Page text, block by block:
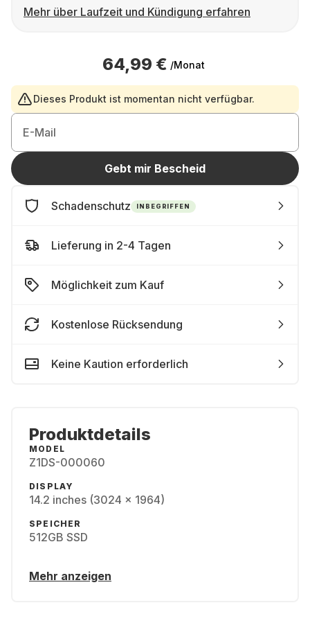
Mehr über Laufzeit und Kündigung erfahren
64,99 € /Monat
Dieses Produkt ist momentan nicht verfügbar.
E-Mail
Gebt mir Bescheid
Schadenschutz INBEGRIFFEN
Lieferung in 2-4 Tagen
Möglichkeit zum Kauf
Kostenlose Rücksendung
Keine Kaution erforderlich
Produktdetails
MODEL
Z1DS-000060
DISPLAY
14.2 inches (3024 x 1964)
SPEICHER
512GB SSD
Mehr anzeigen